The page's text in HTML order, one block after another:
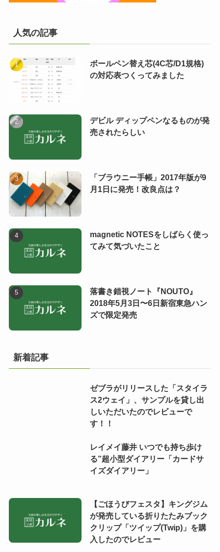
人気の記事
ボールペン替え芯(4C芯/D1規格)
の対応表つくってみました
デビル ディップペンなるものが発
売されたらしい
「ブラウニー手帳」2017年版が9
月1日に発売！改良点は？
magnetic NOTESをしばらく使っ
てみて気づいたこと
落書き錯視ノート『NOUTO』
2018年5月3日〜6日新宿東急ハン
ズで限定発売
新着記事
ゼブラがリリースした「スタイラ
ス2ウェイ」、サンプルを貸し出
しいただいたのでレビューで
す！！
レイメイ藤井 いつでも持ち歩け
る”超小型ダイアリー「カードサ
イズダイアリー」
【ごほうびフェスタ】キングジム
が発売している折りたたみブック
クリップ「ツイップ(Twip)」を購
入したのでレビュー